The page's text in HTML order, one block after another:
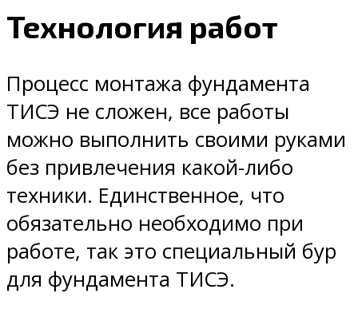
Технология работ
Процесс монтажа фундамента
ТИСЭ не сложен, все работы
можно выполнить своими руками
без привлечения какой-либо
техники. Единственное, что
обязательно необходимо при
работе, так это специальный бур
для фундамента ТИСЭ.